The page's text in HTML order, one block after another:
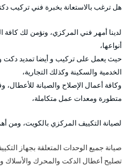
هل ترغب بالاستعانة بخبرة فني تركيب
لدينا أمهر فني المركزي، ونؤمن لك كافة
أنواعها،
حيث يعمل على تركيب و أيضا تمديد
الخدمية والسكينة وكذلك التجارية،
متطورة ومعدات عمل متكاملة،
لصيانة التكييف المركزي بالكويت، ومن
صيانة جميع الوحدات المتعلقة بجهاز
تصليح أعطال الدكت والمحرك والأسلاك